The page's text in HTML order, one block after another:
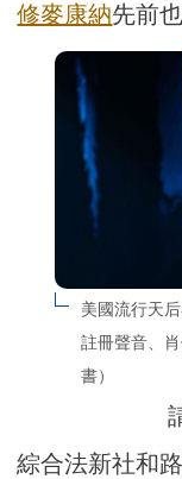
修麥康納先前
美國流行天
註冊聲音、
書）
綜合法新社和